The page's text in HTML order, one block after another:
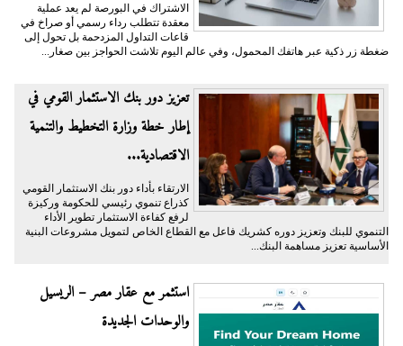
الاشتراك في البورصة لم يعد عملية
معقدة تتطلب رداء رسمي أو صراخ في
قاعات التداول المزدحمة بل تحول إلى
ضغطة زر ذكية عبر هاتفك المحمول، وفي عالم اليوم تلاشت الحواجز بين صغار...
تعزيز دور بنك الاستثمار القومي في
إطار خطة وزارة التخطيط والتنمية
الاقتصادية...
الارتقاء بأداء دور بنك الاستثمار القومي
كذراع تنموي رئيسي للحكومة وركيزة
لرفع كفاءة الاستثمار تطوير الأداء
التنموي للبنك وتعزيز دوره كشريك فاعل مع القطاع الخاص لتمويل مشروعات البنية
الأساسية تعزيز مساهمة البنك...
استثمر مع عقار مصر – الريسيل
والوحدات الجديدة